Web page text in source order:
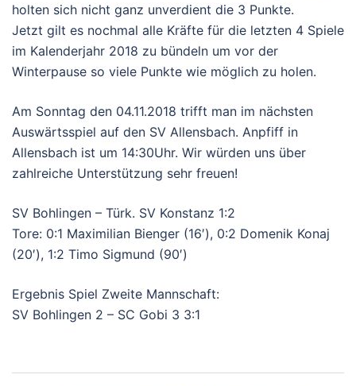
holten sich nicht ganz unverdient die 3 Punkte.
Jetzt gilt es nochmal alle Kräfte für die letzten 4 Spiele
im Kalenderjahr 2018 zu bündeln um vor der
Winterpause so viele Punkte wie möglich zu holen.
Am Sonntag den 04.11.2018 trifft man im nächsten
Auswärtsspiel auf den SV Allensbach. Anpfiff in
Allensbach ist um 14:30Uhr. Wir würden uns über
zahlreiche Unterstützung sehr freuen!
SV Bohlingen – Türk. SV Konstanz 1:2
Tore: 0:1 Maximilian Bienger (16′), 0:2 Domenik Konaj
(20′), 1:2 Timo Sigmund (90′)
Ergebnis Spiel Zweite Mannschaft:
SV Bohlingen 2 – SC Gobi 3 3:1